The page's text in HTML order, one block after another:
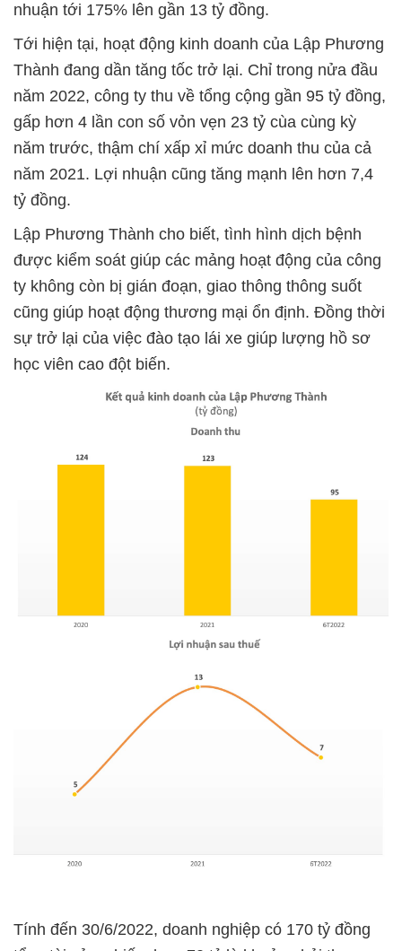
nhuận tới 175% lên gần 13 tỷ đồng.
Tới hiện tại, hoạt động kinh doanh của Lập Phương
Thành đang dần tăng tốc trở lại. Chỉ trong nửa đầu
năm 2022, công ty thu về tổng cộng gần 95 tỷ đồng,
gấp hơn 4 lần con số vỏn vẹn 23 tỷ cùa cùng kỳ
năm trước, thậm chí xấp xỉ mức doanh thu của cả
năm 2021. Lợi nhuận cũng tăng mạnh lên hơn 7,4
tỷ đồng.
Lập Phương Thành cho biết, tình hình dịch bệnh
được kiểm soát giúp các mảng hoạt động của công
ty không còn bị gián đoạn, giao thông thông suốt
cũng giúp hoạt động thương mại ổn định. Đồng thời
sự trở lại của việc đào tạo lái xe giúp lượng hồ sơ
học viên cao đột biến.
Tính đến 30/6/2022, doanh nghiệp có 170 tỷ đồng